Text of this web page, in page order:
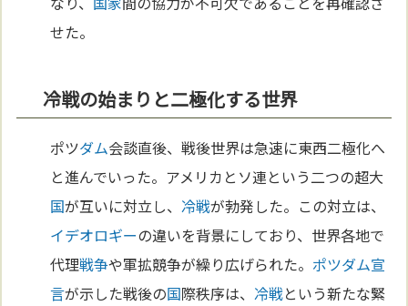
せた。
冷戦の始まりと二極化する世界
ポツダム会談直後、戦後世界は急速に東西二極化へ
と進んでいった。アメリカとソ連という二つの超大
国が互いに対立し、冷戦が勃発した。この対立は、
イデオロギーの違いを背景にしており、世界各地で
代理戦争や軍拡競争が繰り広げられた。 ポツダム宣
言が示した戦後の国際秩序は、冷戦という新たな緊